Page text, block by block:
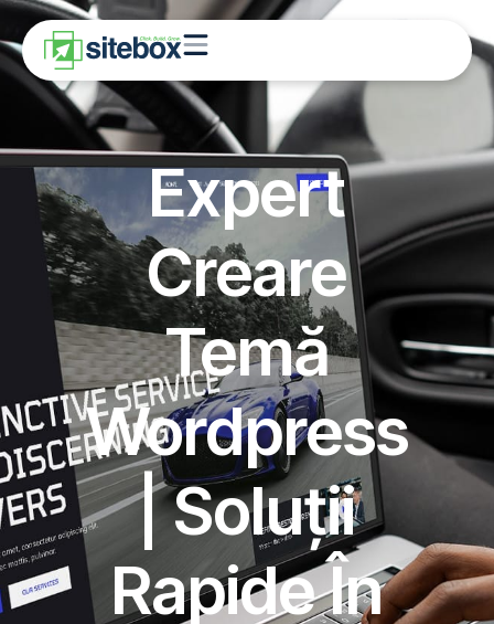
Expert
Creare
Temă
Wordpress
| Soluții
Rapide În